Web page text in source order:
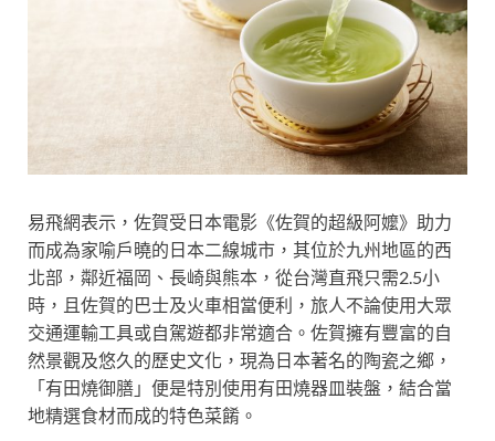
易飛網表示，佐賀受日本電影《佐賀的超級阿嬤》助力
而成為家喻戶曉的日本二線城市，其位於九州地區的西
北部，鄰近福岡、長崎與熊本，從台灣直飛只需2.5小
時，且佐賀的巴士及火車相當便利，旅人不論使用大眾
交通運輸工具或自駕遊都非常適合。佐賀擁有豐富的自
然景觀及悠久的歷史文化，現為日本著名的陶瓷之鄉，
「有田燒御膳」便是特別使用有田燒器皿裝盤，結合當
地精選食材而成的特色菜餚。